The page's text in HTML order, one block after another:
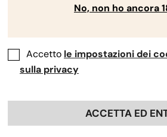
No, non ho ancora
Accetto le impostazioni dei
sulla privacy
ACCETTA ED